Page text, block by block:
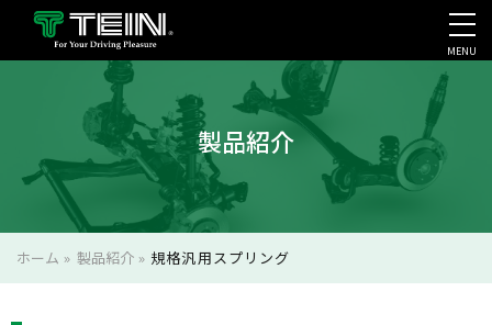
会社案内・採用・IR
MENU
製品紹介
ホーム » 製品紹介» 規格汎用スプリング